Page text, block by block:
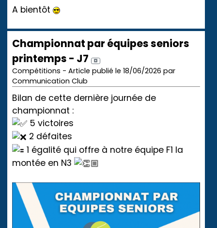
A bientôt
Championnat par équipes seniors
printemps - J7
Compétitions - Article publié le 18/06/2026 par
Communication Club
Bilan de cette dernière journée de
championnat :
5 victoires
2 défaites
1 égalité qui offre à notre équipe F1 la
montée en N3